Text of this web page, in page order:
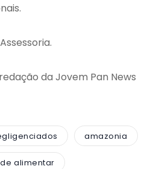
da Jovem Pan News
amazonia
alimentar